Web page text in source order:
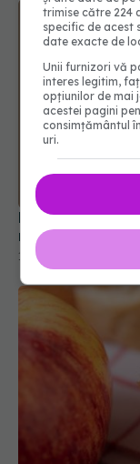
Masca ce îți
10 ian 2026, 09:00
Cum te ajută
uimitoare
trimise către 224
specific de acest
date exacte de
Unii furnizori vă
interes legitim,
opțiunilor de mai
acestei pagini
consimțământul
uri.